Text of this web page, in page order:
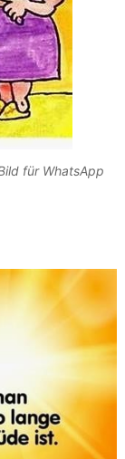
für WhatsApp